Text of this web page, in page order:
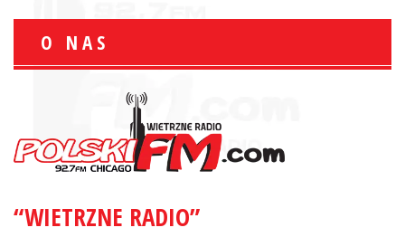
O NAS
“WIETRZNE RADIO”